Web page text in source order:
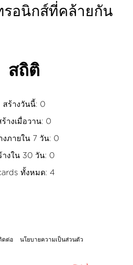
รอนิกส์ที่คล้ายกัน
สถิติ
สร้างวันนี้: 0
ร้างเมื่อวาน: 0
งภายใน 7 วัน: 0
างใน 30 วัน: 0
ทั้งหมด: 4
ดต่อ นโยบายความเป็นส่วนตัว